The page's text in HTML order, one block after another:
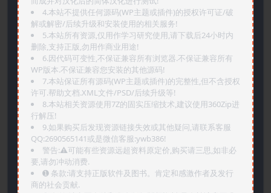
4.本站不提供任何源码(WP主题或插件)的授权许可证/破
解或解密/后续升级和安装使用的相关服务!
5.本站所有资源,仅用作学习研究使用,请下载后24小时内
删除,支持正版,勿用作商业用途!
6.因代码可变性,不保证兼容所有浏览器.不保证兼容所有
WP版本.不保证兼容您安装的其他源码!
7.本站保证所有源码(WP主题或插件)的完整性,但不含授权
许可.帮助文档.XML文件/PSD/后续升级等!
8.本站相关资源使用7Z的固实压缩技术,建议使用360Zip进
行解压!
9.如果购买后发现资源链接失效或其他疑问,请联系客服
QQ:2690565141或是微信客服:ywb386!
警告:⚠️可能有些资源远超资料原定价,购买请三思,如非必
要,请勿冲动消费.
➊️ 条款:请支持正版软件及图书。肯定和感激作者及发行
商的社会贡献.